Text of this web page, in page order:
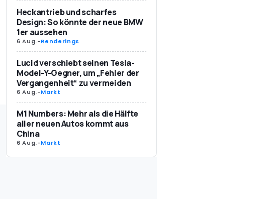
Heckantrieb und scharfes
Design: So könnte der neue BMW
1er aussehen
6 Aug.-Renderings
Lucid verschiebt seinen Tesla-
Model-Y-Gegner, um „Fehler der
Vergangenheit“ zu vermeiden
6 Aug.-Markt
M1 Numbers: Mehr als die Hälfte
aller neuen Autos kommt aus
China
6 Aug.-Markt